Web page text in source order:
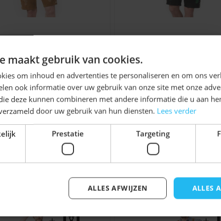
het een betrouwbare
feesten
lokaal evenement
afwerking maken
hebt.
hoedals je direct
Oktoberfest outfit
en weten we
€ 79,99 € 79,99
iets voor u zijn!
met de tabtoets. U kunt de carrousel overslaan
maakt gebruik van cookies.
om inhoud en advertenties te personaliseren en om ons
ook informatie over uw gebruik van onze site met onze
deze kunnen combineren met andere informatie die u aan
door uw gebruik van hun diensten. Lees verder
Prestatie Targeting
ALLES
ALLES AFWIJZEN
Ontvang5%
KORTING!
Schrijf je nu in voor de nieuwsbrief en ontvang toegang
tot exclusieve kortingen!
Voor- en achternaam
Inschrijven